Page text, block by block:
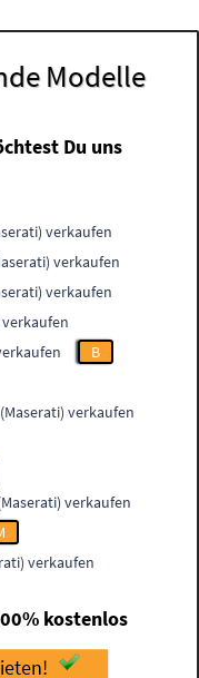
Modelle
Du uns
verkaufen
verkaufen
verkaufen
B
(Maserati) verkaufen
verkaufen
verkaufen
kostenlos